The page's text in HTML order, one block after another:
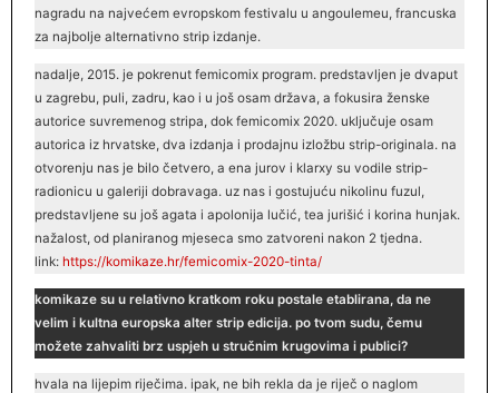
nagradu na najvećem evropskom festivalu u angoulemeu, francuska
za najbolje alternativno strip izdanje.
nadalje, 2015. je pokrenut femicomix program. predstavljen je dvaput
u zagrebu, puli, zadru, kao i u još osam država, a fokusira ženske
autorice suvremenog stripa, dok femicomix 2020. uključuje osam
autorica iz hrvatske, dva izdanja i prodajnu izložbu strip-originala. na
otvorenju nas je bilo četvero, a ena jurov i klarxy su vodile strip-
radionicu u galeriji dobravaga. uz nas i gostujuću nikolinu fuzul,
predstavljene su još agata i apolonija lučić, tea jurišić i korina hunjak.
nažalost, od planiranog mjeseca smo zatvoreni nakon 2 tjedna.
link: https://komikaze.hr/femicomix-2020-tinta/
komikaze su u relativno kratkom roku postale etablirana, da ne
velim i kultna europska alter strip edicija. po tvom sudu, čemu
možete zahvaliti brz uspjeh u stručnim krugovima i publici?
hvala na lijepim riječima. ipak, ne bih rekla da je riječ o naglom